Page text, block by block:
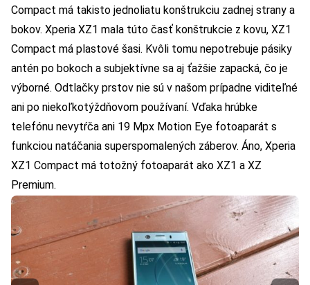
Compact má takisto jednoliatu konštrukciu zadnej strany a
bokov. Xperia XZ1 mala túto časť konštrukcie z kovu, XZ1
Compact má plastové šasi. Kvôli tomu nepotrebuje pásiky
antén po bokoch a subjektívne sa aj ťažšie zapacká, čo je
výborné. Odtlačky prstov nie sú v našom prípadne viditeľné
ani po niekoľkotýždňovom používaní. Vďaka hrúbke
telefónu nevytŕča ani 19 Mpx Motion Eye fotoaparát s
funkciou natáčania superspomalených záberov. Áno, Xperia
XZ1 Compact má totožný fotoaparát ako XZ1 a XZ
Premium.